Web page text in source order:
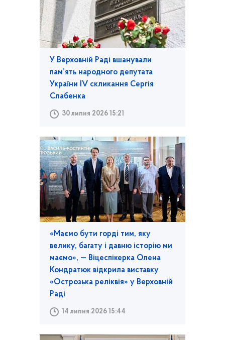
У Верховній Раді вшанували
пам’ять народного депутата
України IV скликання Сергія
Слабенка
30 липня 2026 15:21
«Маємо бути горді тим, яку
велику, багату і давню історію ми
маємо», — Віцеспікерка Олена
Кондратюк відкрила виставку
«Острозька реліквія» у Верховній
Раді
14 липня 2026 15:44